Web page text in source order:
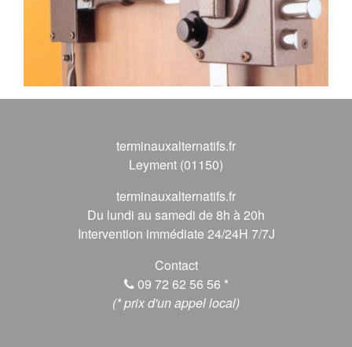
terminauxalternatifs.fr
Leyment (01150)
terminauxalternatifs.fr
Du lundi au samedi de 8h à 20h
Intervention immédiate 24/24H 7/7J
Contact
09 72 62 56 56 *
(* prix d'un appel local)